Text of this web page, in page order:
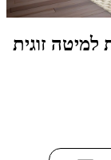
זוגית